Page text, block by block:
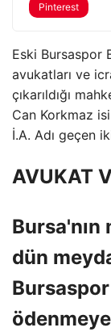
Pinterest
Eski Bursaspor
avukatları ve
çıkarıldığı
Can Korkmaz
İ.A. Adı geçen
AVUKAT
dün